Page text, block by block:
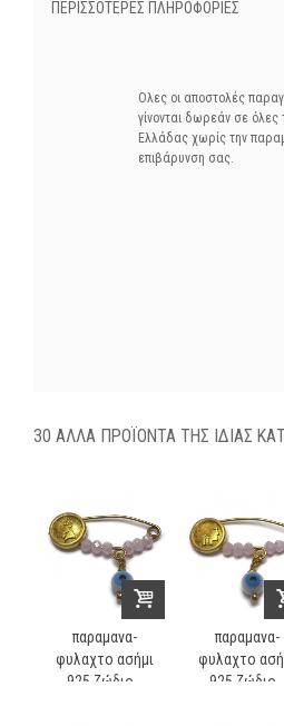
ΠΕΡΙΣΣΌΤΕΡΕΣ ΠΛΗΡΟΦΟΡΊΕΣ
Ολες οι αποστολές
γίνονται δωρεάν σε όλες
Ελλάδας χωρίς την
επιβάρυνση σας.
30 ΆΛΛΑ ΠΡΟΪΌΝΤΑ ΤΗΣ ΊΔΙΑΣ
παραμανα-
φυλαχτο ασήμι
925 ζώδιο...
παραμανα-
φυλαχτο
925 ζώδιο...